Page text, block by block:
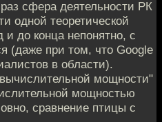
сфера деятельности РК
одной теоретической
и до конца непонятно, с
(даже при том, что Google
в области).
мощности"
мощностью
сравнение птицы с